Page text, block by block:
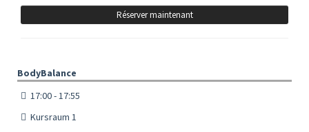
Réserver maintenant
BodyBalance
17:00 - 17:55
Kursraum 1